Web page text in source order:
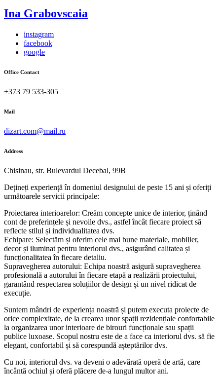
Ina Grabovscaia
instagram
facebook
google
Office Contact
+373 79 533-305
Mail
dizart.com@mail.ru
Address
Chisinau, str. Bulevardul Decebal, 99B
Dețineți experiență în domeniul designului de peste 15 ani și oferiți
următoarele servicii principale:
Proiectarea interioarelor: Creăm concepte unice de interior, ținând
cont de preferințele și nevoile dvs., astfel încât fiecare proiect să
reflecte stilul și individualitatea dvs.
Echipare: Selectăm și oferim cele mai bune materiale, mobilier,
decor și iluminat pentru interiorul dvs., asigurând calitatea și
funcționalitatea în fiecare detaliu.
Supravegherea autorului: Echipa noastră asigură supravegherea
profesională a autorului în fiecare etapă a realizării proiectului,
garantând respectarea soluțiilor de design și un nivel ridicat de
execuție.
Suntem mândri de experiența noastră și putem executa proiecte de
orice complexitate, de la crearea unor spații rezidențiale confortabile
la organizarea unor interioare de birouri funcționale sau spații
publice luxoase. Scopul nostru este de a face ca interiorul dvs. să fie
elegant, confortabil și să corespundă așteptărilor dvs.
Cu noi, interiorul dvs. va deveni o adevărată operă de artă, care
încântă ochiul și oferă plăcere de-a lungul multor ani.